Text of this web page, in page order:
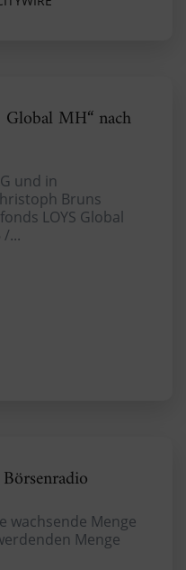
MH“ nach
und in
Bruns
LOYS Global
/...
wachsende Menge
Menge